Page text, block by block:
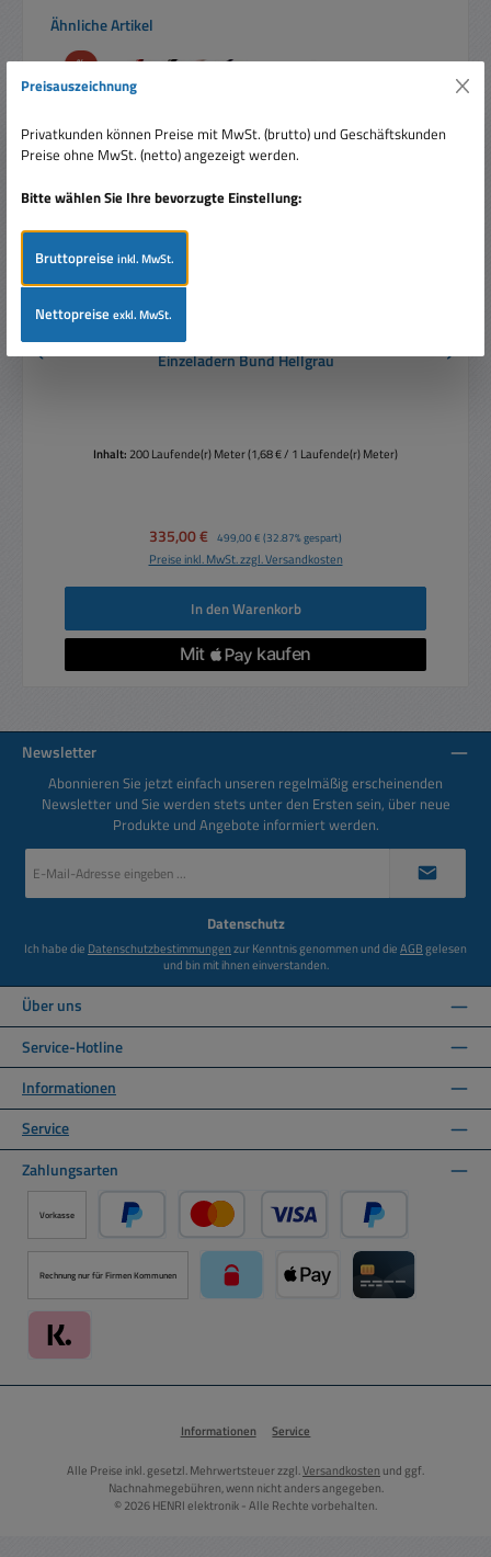
Produktgalerie überspringen
Ähnliche Artikel
%Rabatt
200m Kamerakabel Multikabel 1x Koax und 4x
Einzeladern Bund Hellgrau
Inhalt:200 Laufende(r) Meter(1,68 € / 1 Laufende(r) Meter)
Verkaufspreis:
335,00 € Regulärer Preis:
499,00 € (32.87% gespart)
Preise inkl. MwSt. zzgl. Versandkosten
In den Warenkorb
Newsletter
Abonnieren Sie jetzt einfach unseren regelmäßig erscheinenden
Newsletter und Sie werden stets unter den Ersten sein, über neue
Produkte und Angebote informiert werden.
Mail-
Datenschutz
Ich habe die Datenschutzbestimmungenzur Kenntnis genommen und dieAGBgelesen
und bin mit ihnen einverstanden.
Über uns
Service-Hotline
Informationen
Service
Zahlungsarten
Vorkasse
PayPal Kredit- oder Debitkarte über PayPal
Später Bezahlen
Rechnung nur für Firmen Kommunen
Informationen Service
Alle Preise inkl. gesetzl. Mehrwertsteuer zzgl.Versandkosten und ggf.
Nachnahmegebühren, wenn nicht anders angegeben.
© 2026 HENRI elektronik - Alle Rechte vorbehalten.
Preisauszeichnung
Privatkunden können Preise mit MwSt. (brutto) und Geschäftskunden
Preise ohne MwSt. (netto) angezeigt werden.
Bitte wählen Sie Ihre bevorzugte Einstellung:
Bruttopreiseinkl. MwSt.
Nettopreiseexkl. MwSt.